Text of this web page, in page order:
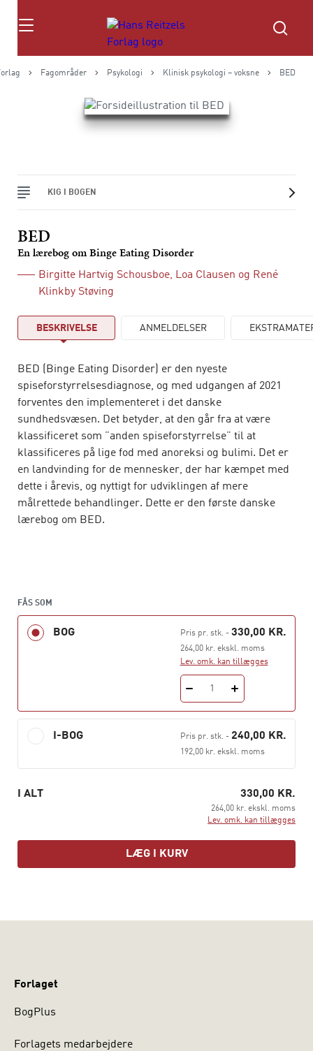
Søg
Fagområder Psykologi Klinisk psykologi – voksne BED
KIG I BOGEN
BED
En lærebog om Binge Eating Disorder
Birgitte Hartvig Schousboe, Loa Clausen og René
Klinkby Støving
BESKRIVELSE ANMELDELSER
BED (Binge Eating Disorder) er den nyeste
spiseforstyrrelsesdiagnose, og med udgangen af 2021
forventes den implementeret i det danske
sundhedsvæsen. Det betyder, at den går fra at være
klassificeret som ”anden spiseforstyrrelse” til at
klassificeres på lige fod med anoreksi og bulimi. Det er
en landvinding for de mennesker, der har kæmpet med
dette i årevis, og nyttigt for udviklingen af mere
målrettede behandlinger. Dette er den første danske
lærebog om BED.
FÅS SOM
BOG Pris pr. stk.- 330,00 KR.
264,00 kr. ekskl. moms
Lev. omk. kan tillægges
1
I-BOG Pris pr. stk.- 240,00 KR.
192,00 kr. ekskl. moms
I ALT 330,00 KR.
264,00 kr. ekskl. moms
Lev. omk. kan tillægges
LÆG I KURV
Forlaget
BogPlus
Forlagets medarbejdere